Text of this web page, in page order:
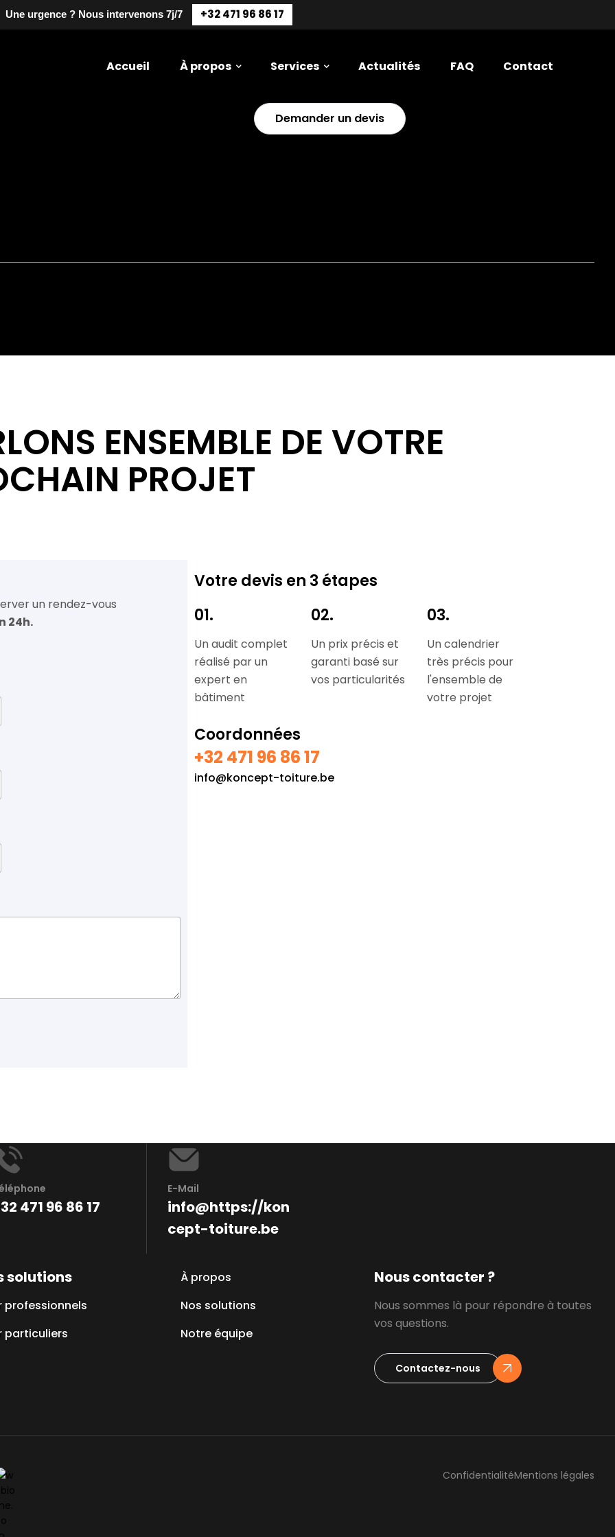
Une urgence ? Nous intervenons 7j/7 +32 471 96 86 17
Accueil À propos Services Actualités FAQ Contact
Demander un devis
ENSEMBLE DE VOTRE
PROJET
un rendez-vous
24h.
Votre devis en 3 étapes
01.
Un audit complet
réalisé par un
expert en
bâtiment
02.
Un prix précis et
garanti basé sur
vos particularités
03.
Un calendrier
très précis pour
l'ensemble de
votre projet
Coordonnées
+32 471 96 86 17
info@koncept-toiture.be
471 96 86 17
E-Mail
info@https://kon
cept-toiture.be
solutions
professionnels
particuliers
À propos
Nos solutions
Notre équipe
Nous contacter ?
Nous sommes là pour répondre à toutes
vos questions.
Contactez-nous
ConfidentialitéMentions légales